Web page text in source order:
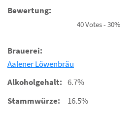
Bewertung:
40 Votes - 30%
Brauerei:
Aalener Löwenbräu
Alkoholgehalt: 6.7%
Stammwürze:
16.5%